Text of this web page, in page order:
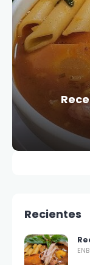
Recientes